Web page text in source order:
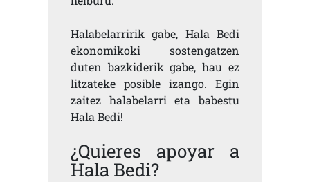
Halabelarririk gabe, Hala Bedi
ekonomikoki sostengatzen
duten bazkiderik gabe, hau ez
litzateke posible izango. Egin
zaitez halabelarri eta babestu
Hala Bedi!
¿Quieres apoyar a
Hala Bedi?